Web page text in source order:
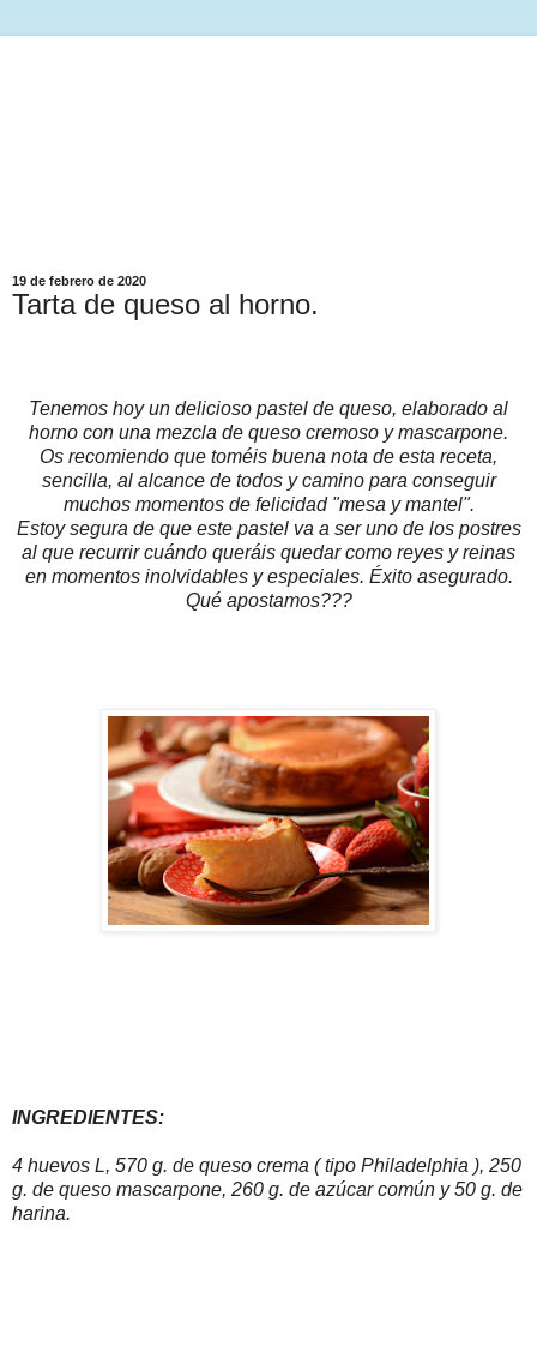
19 de febrero de 2020
Tarta de queso al horno.
Tenemos hoy un delicioso pastel de queso, elaborado al
horno con una mezcla de queso cremoso y mascarpone.
Os recomiendo que toméis buena nota de esta receta,
sencilla, al alcance de todos y camino para conseguir
muchos momentos de felicidad "mesa y mantel".
Estoy segura de que este pastel va a ser uno de los postres
al que recurrir cuándo queráis quedar como reyes y reinas
en momentos inolvidables y especiales. Éxito asegurado.
Qué apostamos???
INGREDIENTES:
4 huevos L, 570 g. de queso crema ( tipo Philadelphia ), 250
g. de queso mascarpone, 260 g. de azúcar común y 50 g. de
harina.